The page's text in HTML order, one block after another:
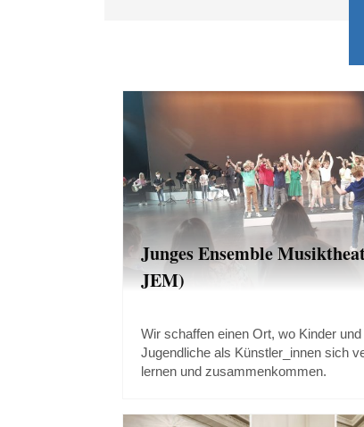
Junges Ensemble
JEM)
Wir schaffen einen Ort, wo Kinder und
Jugendliche als Künstler_innen sich
lernen und zusammenkommen.